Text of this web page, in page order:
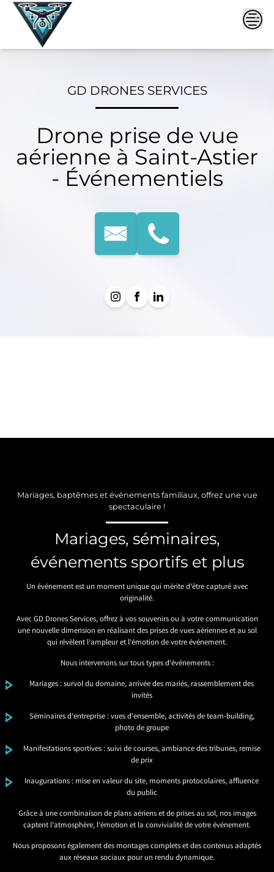
Skip
GD DRONES SERVICES
Drone prise de vue
aérienne à Saint-Astier
- Événementiels
Mariages, baptêmes et événements familiaux, offrez une vue
spectaculaire !
Mariages, séminaires,
événements sportifs et plus
Un événement est un moment unique qui mérite d’être capturé avec
originalité.
Avec GD Drones Services, offrez à vos souvenirs ou à votre communication
une nouvelle dimension en réalisant des prises de vues aériennes et au sol
qui révèlent l’ampleur et l’émotion de votre événement.
Nous intervenons sur tous types d’événements :
Mariages : survol du domaine, arrivée des mariés, rassemblement des
invités
Séminaires d’entreprise : vues d’ensemble, activités de team-building,
photo de groupe
Manifestations sportives : suivi de courses, ambiance des tribunes, remise
de prix
Inaugurations : mise en valeur du site, moments protocolaires, affluence
du public
Grâce à une combinaison de plans aériens et de prises au sol, nos images
captent l’atmosphère, l’émotion et la convivialité de votre événement.
Nous proposons également des montages complets et des contenus adaptés
aux réseaux sociaux pour un rendu dynamique.